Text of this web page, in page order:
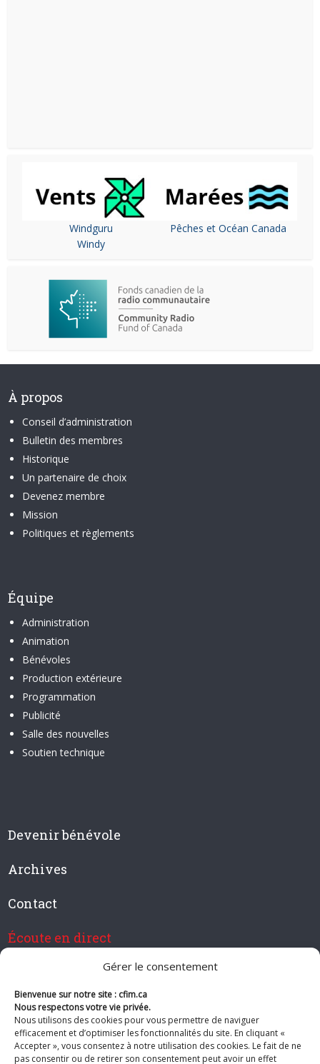
Gérer le consentement
Bienvenue sur notre site : cfim.ca
Nous respectons votre vie privée.
Nous utilisons des cookies pour vous permettre de naviguer
efficacement et d’optimiser les fonctionnalités du site. En cliquant «
Accepter », vous consentez à notre utilisation des cookies. Le fait de ne
pas consentir ou de retirer son consentement peut avoir un effet
Windguru
Windy
Pêches et Océan Canada
À propos
Conseil d’administration
Bulletin des membres
Historique
Un partenaire de choix
Devenez membre
Mission
Politiques et règlements
Équipe
Administration
Animation
Bénévoles
Production extérieure
Programmation
Publicité
Salle des nouvelles
Soutien technique
Devenir bénévole
Archives
Contact
Écoute en direct
Devenir membre de CFIM